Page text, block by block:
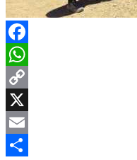
Facebook
WhatsApp
Copy
Link
X
Email